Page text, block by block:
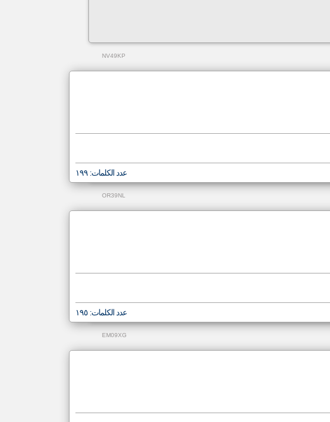
NV49KP
عدد الكلمات: ١٩٩
OR39NL
عدد الكلمات: ١٩٥
EM09XG